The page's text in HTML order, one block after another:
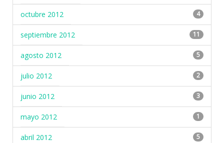
octubre 2012 4
septiembre 2012 11
agosto 2012 5
julio 2012 2
junio 2012 3
mayo 2012 1
abril 2012 5